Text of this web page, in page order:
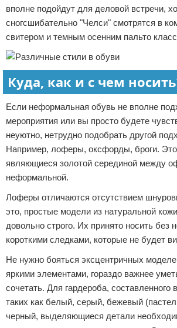
вполне подойдут для деловой встречи,
сногсшибательно "Челси" смотрятся в
свитером и темным осенним пальто
Куда, как и с чем
Если неформальная обувь не вполне
мероприятия или вы просто будете
неуютно, нетрудно подобрать другой
Например, лоферы, оксфорды, броги.
являющиеся золотой серединой между
неформальной.
Лоферы отличаются отсутствием
это, простые модели из натуральной
довольно строго. Их принято носить без
короткими следками, которые не будет
Не нужно бояться эксцентричных
яркими элементами, гораздо важнее
сочетать. Для гардероба, составленного
таких как белый, серый, бежевый
черный, выделяющиеся детали